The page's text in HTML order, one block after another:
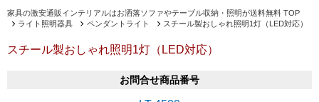
家具の激安通販インテリアルはお洒落ソファやテーブル収納・照明が送料無料 TOP
ライト照明器具
ペンダントライト スチール製おしゃれ照明1灯（LED対応）
スチール製おしゃれ照明1灯（LED対応）
お問合せ商品番号